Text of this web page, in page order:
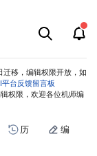
迁移，编辑权限开放，如
平台反馈留言板
权限，欢迎各位机师编
历 编